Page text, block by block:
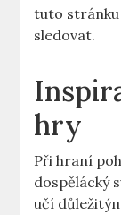
tuto stránku
sledovat.
hry
Při hraní
dospělácký
učí